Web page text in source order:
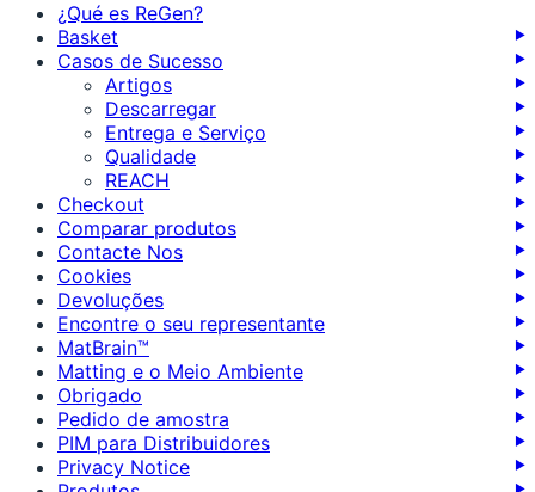
¿Qué es ReGen?
Basket
Casos de Sucesso
Artigos
Descarregar
Entrega e Serviço
Qualidade
REACH
Checkout
Comparar produtos
Contacte Nos
Cookies
Devoluções
Encontre o seu representante
MatBrain™️
Matting e o Meio Ambiente
Obrigado
Pedido de amostra
PIM para Distribuidores
Privacy Notice